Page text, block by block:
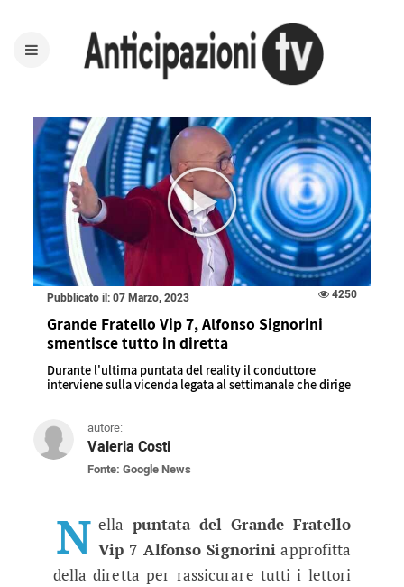
Pubblicato il: 07 Marzo, 2023 4250
Grande Fratello Vip 7, Alfonso Signorini
smentisce tutto in diretta
Durante l'ultima puntata del reality il conduttore
interviene sulla vicenda legata al settimanale che dirige
autore:
Valeria Costi
Fonte: Google News
Grande Fratello Vip 7, Alfonso
N ella puntata del Grande Fratello
Vip 7 Alfonso Signorini approfitta
della diretta per rassicurare tutti i lettori